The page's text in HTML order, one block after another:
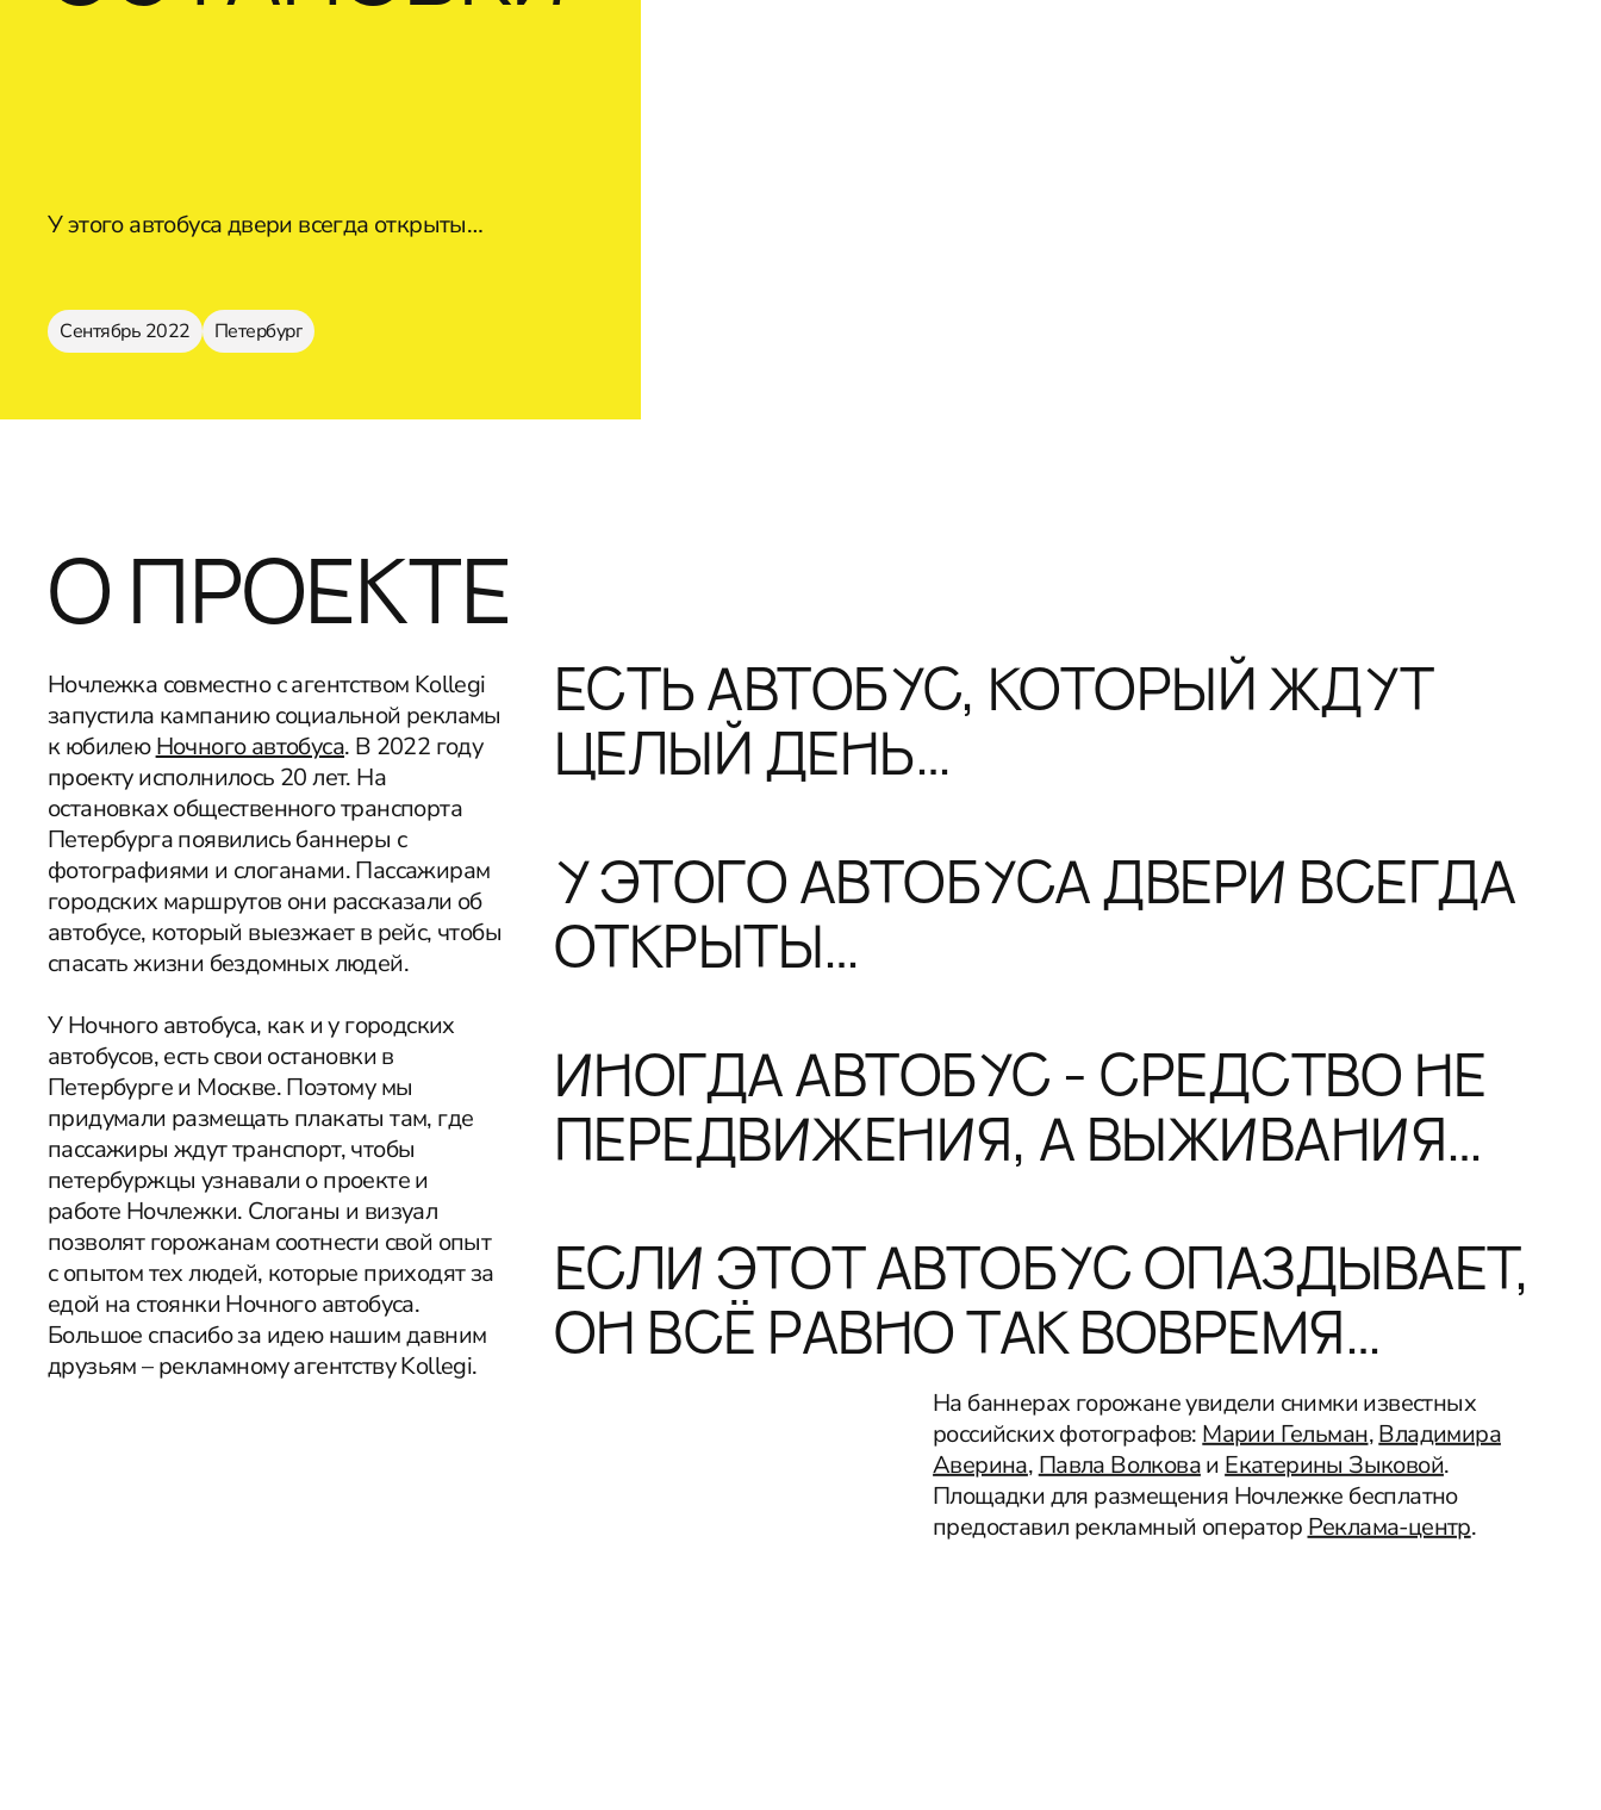
У этого автобуса двери всегда открыты…
Сентябрь 2022 Петербург
О ПРОЕКТЕ
Ночлежка совместно с агентством Kollegi
запустила кампанию социальной рекламы
к юбилеюНочного автобуса. В 2022 году
проекту исполнилось 20 лет. На
остановках общественного транспорта
Петербурга появились баннеры с
фотографиями и слоганами. Пассажирам
городских маршрутов они рассказали об
автобусе, который выезжает в рейс, чтобы
спасать жизни бездомных людей.
У Ночного автобуса, как и у городских
автобусов, есть свои остановки в
Петербурге и Москве. Поэтому мы
придумали размещать плакаты там, где
пассажиры ждут транспорт, чтобы
петербуржцы узнавали о проекте и
работе Ночлежки. Слоганы и визуал
позволят горожанам соотнести свой опыт
с опытом тех людей, которые приходят за
едой на стоянки Ночного автобуса.
Большое спасибо за идею нашим давним
друзьям – рекламному агентству Kollegi.
ЕСТЬ АВТОБУС, КОТОРЫЙ ЖДУТ
ЦЕЛЫЙ ДЕНЬ…
У ЭТОГО АВТОБУСА ДВЕРИ ВСЕГДА
ОТКРЫТЫ…
ИНОГДА АВТОБУС - СРЕДСТВО НЕ
ПЕРЕДВИЖЕНИЯ, А ВЫЖИВАНИЯ…
ЕСЛИ ЭТОТ АВТОБУС ОПАЗДЫВАЕТ,
ОН ВСЁ РАВНО ТАК ВОВРЕМЯ…
На баннерах горожане увидели снимки известных
российских фотографов:Марии Гельман,Владимира
Аверина,Павла ВолковаиЕкатерины Зыковой.
Площадки для размещения Ночлежке бесплатно
предоставил рекламный операторРеклама-центр.